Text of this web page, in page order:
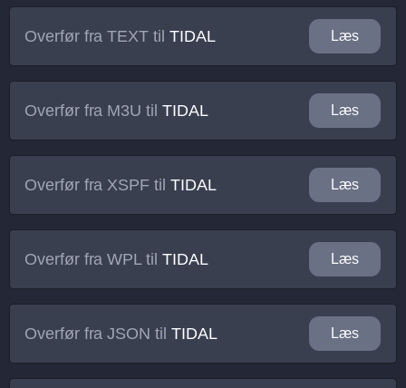
Overfør fraTEXT til TIDAL Læs
Overfør fra M3U til TIDAL Læs
Overfør fra XSPF til TIDAL Læs
Overfør fraWPL til TIDAL Læs
Overfør fraJSON til TIDAL Læs